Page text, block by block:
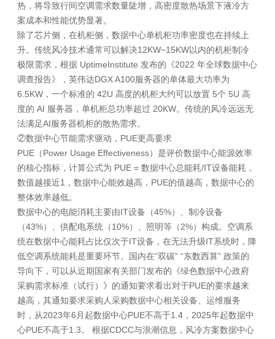
热，将导致行间空调需求数量陡增，高密度散热场景下液冷方
案成本和性能优势显著。
除了芯片侧，在机柜侧，数据中心单机柜功率密度也在持续上
升。传统风冷技术通常可以解决12KW~15KW以内的机柜制冷
极限需求，根据 UptimeInstitute 发布的《2022 年全球数据中心
调查报告》，英伟达DGX A100服务器的单体最大功率为
6.5KW，一个标准的 42U 高度的机柜大约可以放置 5个 5U 高
度的 AI 服务器，单机柜总功率超过 20KW。传统的风冷远远无
法满足AI服务器机柜的散热需求。
②数据中心节能需求驱动，PUE更高要求
PUE（Power Usage Effectiveness）是评价数据中心能源效率
的核心指标，计算公式为 PUE = 数据中心总能耗/IT设备能耗，
数值越接近1，数据中心能效越高，PUE的值越高，数据中心的
整体效率越低。
数据中心的电能消耗主要由IT设备（45%）、制冷设备
（43%）、供配电系统（10%）、照明等（2%）构成。空调系
统在数据中心能耗占比仅次于IT设备，在无法升级IT系统时，降
低空调系统能耗是重要环节。国内在“双碳” “东数西算” 政策的
导向下，可以从近期国家有关部门发布的《绿色数据中心政府
采购需求标准（试行）》的通知要求看出对于PUE的要求越来
越高，其通知要求采购人采购数据中心相关设备、运维服务
时，从2023年6月起数据中心PUE不高于1.4，2025年起数据中
心PUE不高于1.3。 根据CDCC与浪潮信息，风冷方案数据中心